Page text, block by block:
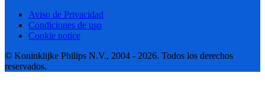
Aviso de Privacidad
Condiciones de uso
Cookie notice
© Koninklijke Philips N.V., 2004 - 2026. Todos los derechos
reservados.